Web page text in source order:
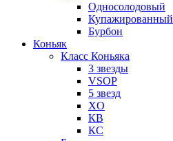
Односолодовый
Купажированный
Бурбон
Коньяк
Класс Коньяка
3 звезды
VSOP
5 звезд
XO
КВ
КС